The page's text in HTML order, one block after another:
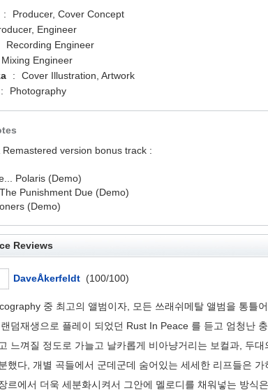
:
Producer, Cover Concept
Engineer
Recording Engineer
Mixing Engineer
:
Cover Illustration, Artwork
: Photography
version bonus track :
Polaris (Demo)
Punishment Due (Demo)
(Demo)
Reviews
DaveÅkerfeldt (100/100)
중 최고의 앨범이자, 모든 쓰래쉬메탈 앨범을 통틀
덤재생으로 플레이 되었던 Rust In Peace 를 듣고 엄청난
느껴질 정도로 가늘고 날카롭게 비아냥거리는 보컬과, 두
했다, 개별 곡들에서 군데군데 숨어있는 세세한 리프들은
르에서 더욱 세분화시켜서 그안에 멜로디를 채워넣는 방